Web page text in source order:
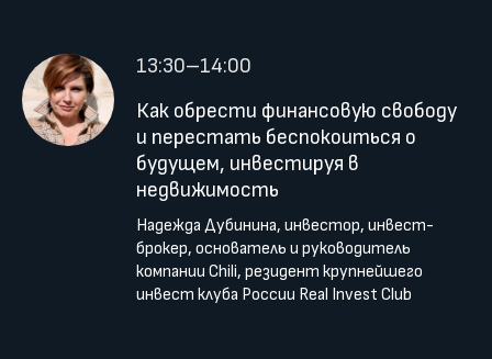
13:30–14:00
Как обрести финансовую свободу
и перестать беспокоиться о
будущем, инвестируя в
недвижимость
Надежда Дубинина, инвестор, инвест-
брокер, основатель и руководитель
компании Chili, резидент крупнейшего
инвест клуба России Real Invest Club